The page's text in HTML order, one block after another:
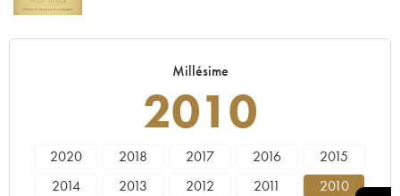
Millésime
2010
2020 2018 2017 2016
2015
2014
2013 2012 2011
2010